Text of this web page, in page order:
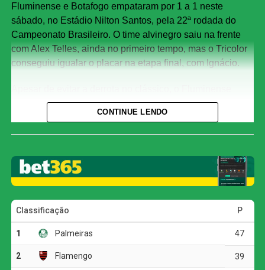
Share
Fluminense e Botafogo empataram por 1 a 1 neste
sábado, no Estádio Nilton Santos, pela 22ª rodada do
Campeonato Brasileiro. O time alvinegro saiu na frente
com Alex Telles, ainda no primeiro tempo, mas o Tricolor
conseguiu igualar o placar na etapa final, com Ignácio.
chegou ao sexto jogo consecutivo sem vencer no
Brasileirão. Considerando também as demais
Com o empate, o Fluminense alcançou 35 pontos e
permanece na quarta colocação, mas corre o risco de
deixar o G4 ao fim da rodada. O Bahia, que soma 32
pontos, pode ultrapassar o Tricolor caso vença o Vasco
por pelo menos dois gols de diferença.
O Botafogo continua na sétima posição, com 30 pontos,
CONTINUE LENDO